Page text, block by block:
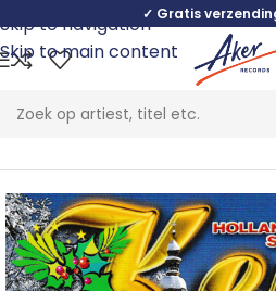
Skip to navigation
Skip to main content
✓ Gratis
Home Pop